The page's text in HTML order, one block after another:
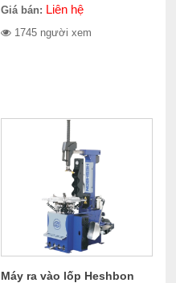
Giá bán: Liên hệ
1745 người xem
Máy ra vào lốp Heshbon